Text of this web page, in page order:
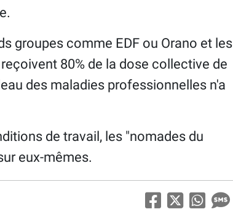
groupes comme EDF ou Orano et les
80% de la dose collective de
des maladies professionnelles n'a
de travail, les "nomades du
eux-mêmes.